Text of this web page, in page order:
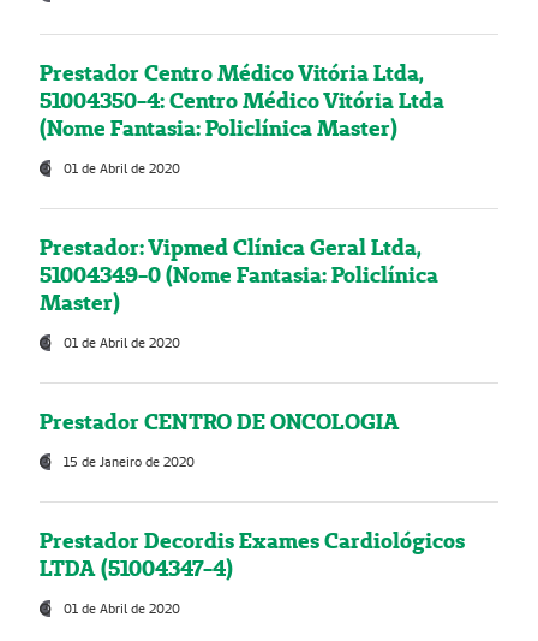
Prestador Centro Médico Vitória Ltda,
51004350-4: Centro Médico Vitória Ltda
(Nome Fantasia: Policlínica Master)
01 de Abril de 2020
Prestador: Vipmed Clínica Geral Ltda,
51004349-0 (Nome Fantasia: Policlínica
Master)
01 de Abril de 2020
Prestador CENTRO DE ONCOLOGIA
15 de Janeiro de 2020
Prestador Decordis Exames Cardiológicos
LTDA (51004347-4)
01 de Abril de 2020